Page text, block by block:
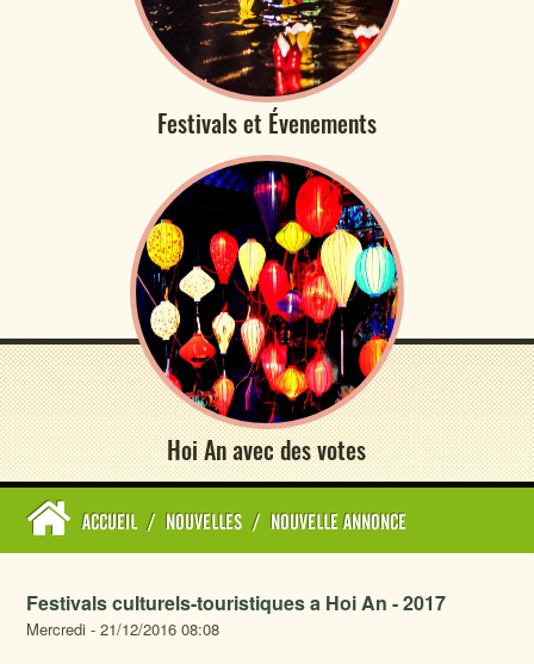
Festivals et Évenements
Hoi An avec des votes
ACCUEIL / NOUVELLES / NOUVELLE ANNONCE
Festivals culturels-touristiques a Hoi An - 2017
Mercredi - 21/12/2016 08:08